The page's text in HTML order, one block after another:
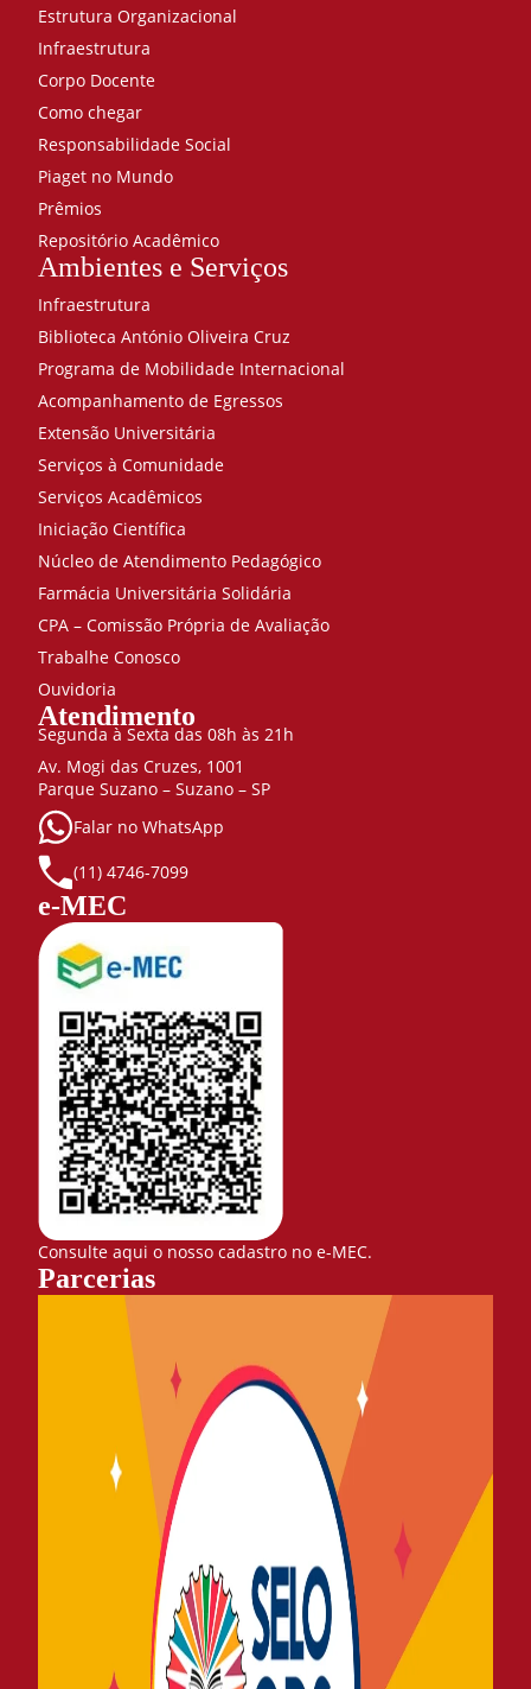
Estrutura Organizacional
Infraestrutura
Corpo Docente
Como chegar
Responsabilidade Social
Piaget no Mundo
Prêmios
Repositório Acadêmico
Ambientes e Serviços
Infraestrutura
Biblioteca António Oliveira Cruz
Programa de Mobilidade Internacional
Acompanhamento de Egressos
Extensão Universitária
Serviços à Comunidade
Serviços Acadêmicos
Iniciação Científica
Núcleo de Atendimento Pedagógico
Farmácia Universitária Solidária
CPA – Comissão Própria de Avaliação
Trabalhe Conosco
Ouvidoria
Atendimento
Segunda à Sexta das 08h às 21h
Av. Mogi das Cruzes, 1001
Parque Suzano – Suzano – SP
Falar no WhatsApp
(11) 4746-7099
e-MEC
Consulte aqui o nosso cadastro no e-MEC.
Parcerias